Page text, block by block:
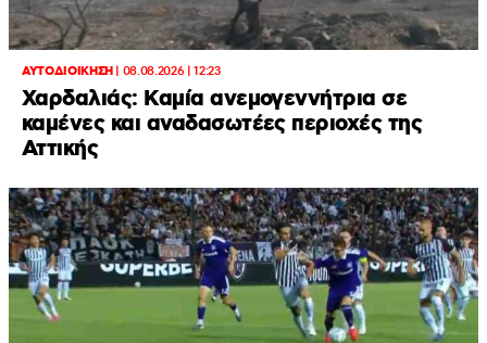
ΑΥΤΟΔΙΟΙΚΗΣΗ| 08.08.2026 | 12:23
Χαρδαλιάς: Καμία ανεμογεννήτρια σε
καμένες και αναδασωτέες περιοχές της
Αττικής